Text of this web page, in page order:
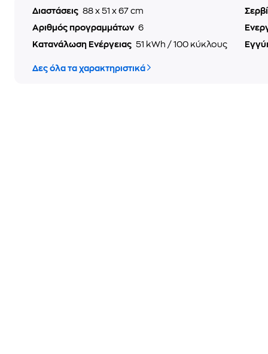
Διαστάσεις 88 x 51 x 67 cm
Αριθμός προγραμμάτων 6
Κατανάλωση Ενέργειας 51 kWh / 100 κύκλους
Δες όλα τα χαρακτηριστικά